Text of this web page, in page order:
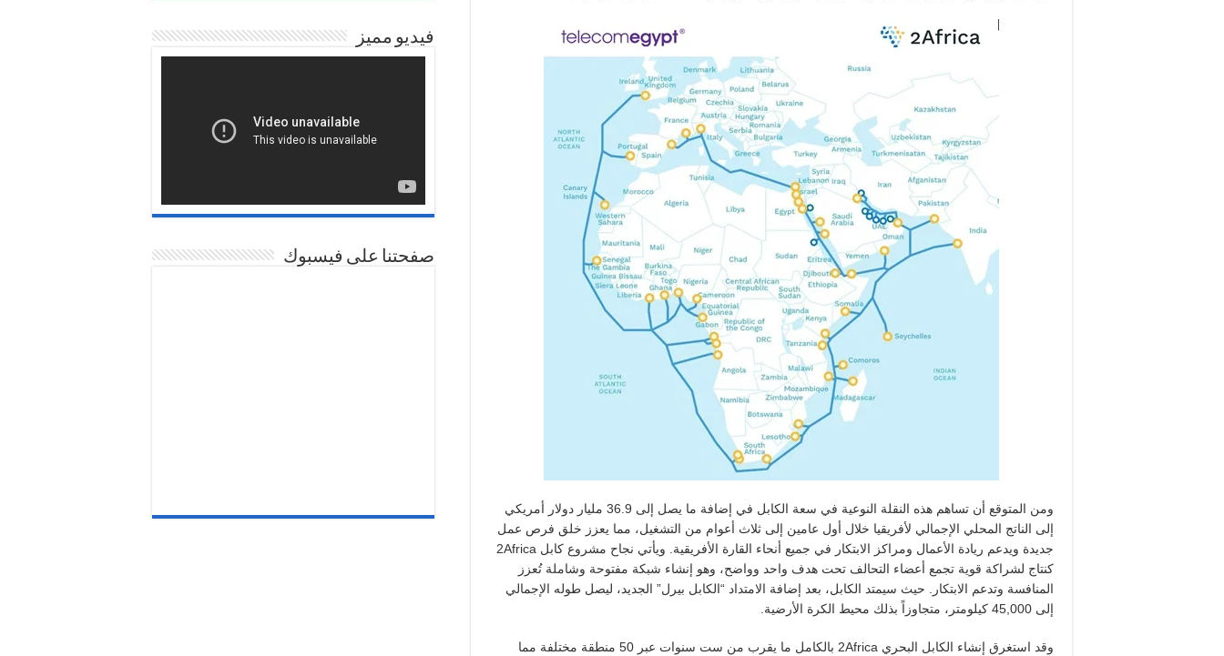
ومن المتوقع أن تساهم هذه النقلة النوعية في سعة الكابل في إضافة ما يصل إلى 36.9 مليار دولار أمريكي
إلى الناتج المحلي الإجمالي لأفريقيا خلال أول عامين إلى ثلاث أعوام من التشغيل، مما يعزز خلق فرص عمل
جديدة ويدعم ريادة الأعمال ومراكز الابتكار في جميع أنحاء القارة الأفريقية. ويأتي نجاح مشروع كابل 2Africa
كنتاج لشراكة قوية تجمع أعضاء التحالف تحت هدف واحد وواضح، وهو إنشاء شبكة مفتوحة وشاملة تُعزز
المنافسة وتدعم الابتكار. حيث سيمتد الكابل، بعد إضافة الامتداد “الكابل بيرل” الجديد، ليصل طوله الإجمالي
إلى 45,000 كيلومتر، متجاوزاً بذلك محيط الكرة الأرضية.
وقد استغرق إنشاء الكابل البحري 2Africa بالكامل ما يقرب من ست سنوات عبر 50 منطقة مختلفة مما
فيديو مميز
صفحتنا على فيسبوك